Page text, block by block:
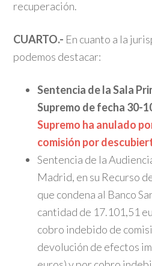
recuperación.
CUARTO.- En cuanto a la
podemos destacar:
Sentencia de la Sala
Supremo de fecha 30-
Supremo ha anulado
comisión por
Sentencia de la
Madrid, en su Recurso
que condena al Banco
cantidad de 17.101,51
cobro indebido de
devolución de efectos